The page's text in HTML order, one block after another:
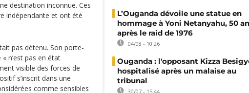
destination inconnue. Ces
indépendante et ont été
pas détenu. Son porte-
n’est pas en état
visible des forces de
s’inscrit dans une
comme sensibles
L’Ouganda dévoile une statue en
hommage à Yoni Netanyahu, 50
après le raid de 1976
04/08 - 10:26
Ouganda : l'opposant Kizza
hospitalisé après un malaise au
tribunal
30/07 - 15:44